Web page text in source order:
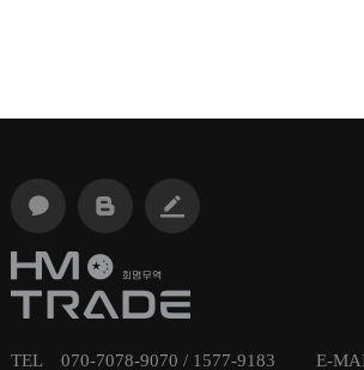
TEL 070-7078-9070 / 1577-9183 E-